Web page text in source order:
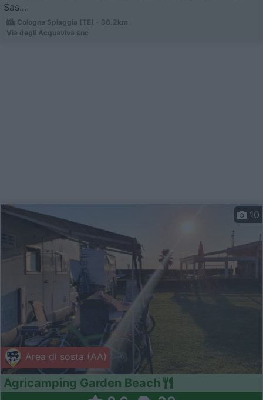
Sas...
Cologna Spiaggia (TE) - 36.2km
Via degli Acquaviva snc
Area di sosta (AA)
10
Agricamping Garden Beach